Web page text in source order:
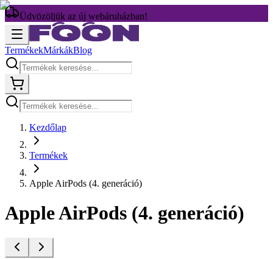
Üdvözöljük az új webáruházban!
TermékekMárkákBlog
Kezdőlap
Termékek
Apple AirPods (4. generáció)
Apple AirPods (4. generáció)